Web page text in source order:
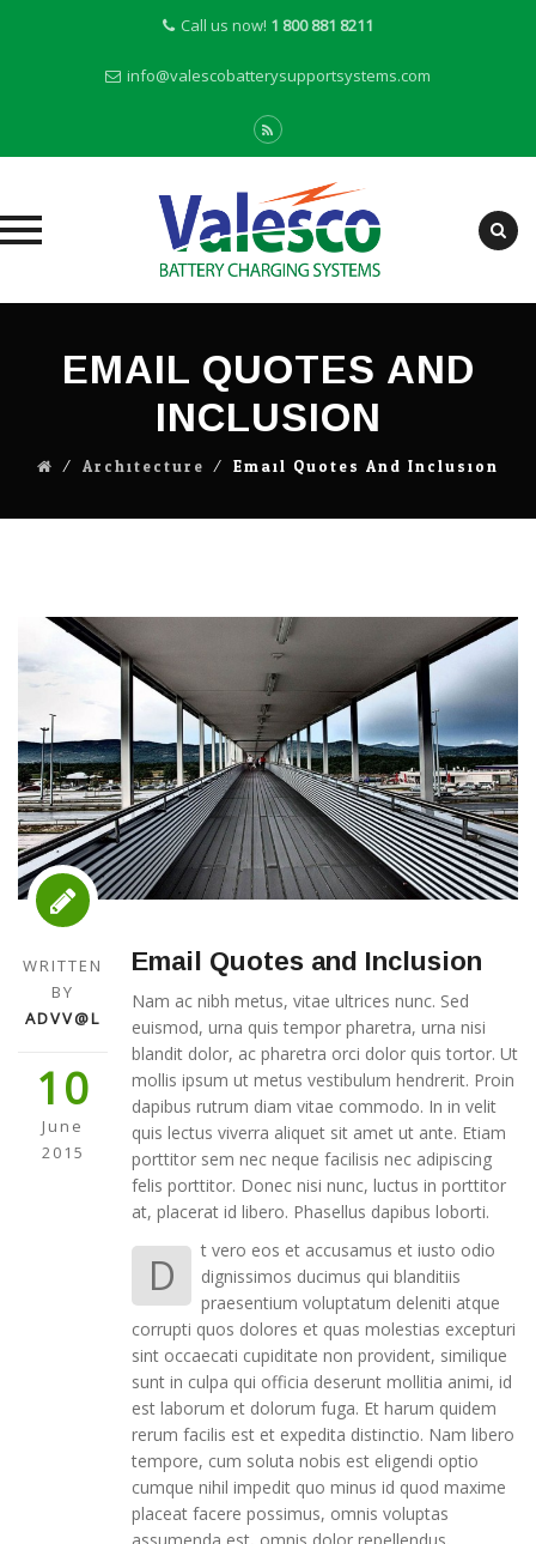
Call us now! 1 800 881 8211
info@valescobatterysupportsystems.com
EMAIL QUOTES AND
INCLUSION
⁄ Architecture ⁄ Email Quotes And Inclusion
WRITTEN
BY
ADVV@L
10
June
2015
Email Quotes and Inclusion
Nam ac nibh metus, vitae ultrices nunc. Sed
euismod, urna quis tempor pharetra, urna nisi
blandit dolor, ac pharetra orci dolor quis tortor. Ut
mollis ipsum ut metus vestibulum hendrerit. Proin
dapibus rutrum diam vitae commodo. In in velit
quis lectus viverra aliquet sit amet ut ante. Etiam
porttitor sem nec neque facilisis nec adipiscing
felis porttitor. Donec nisi nunc, luctus in porttitor
at, placerat id libero. Phasellus dapibus loborti.
D
t vero eos et accusamus et iusto odio
dignissimos ducimus qui blanditiis
praesentium voluptatum deleniti atque
corrupti quos dolores et quas molestias excepturi
sint occaecati cupiditate non provident, similique
sunt in culpa qui officia deserunt mollitia animi, id
est laborum et dolorum fuga. Et harum quidem
rerum facilis est et expedita distinctio. Nam libero
tempore, cum soluta nobis est eligendi optio
cumque nihil impedit quo minus id quod maxime
placeat facere possimus, omnis voluptas
assumenda est, omnis dolor repellendus.